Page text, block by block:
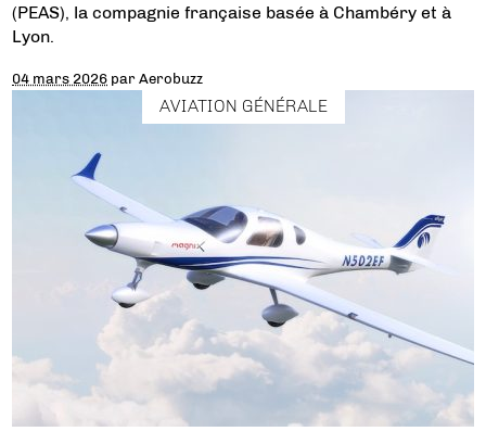
(PEAS), la compagnie française basée à Chambéry et à
Lyon.
04 mars 2026 parAerobuzz
AVIATION GÉNÉRALE